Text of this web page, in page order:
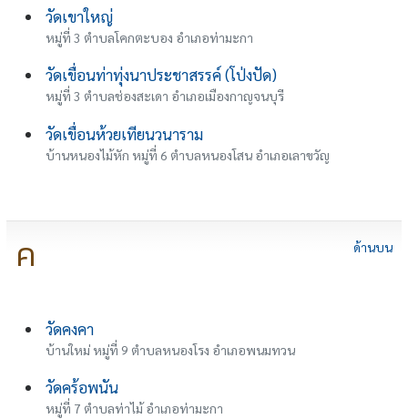
วัดเขาใหญ่
หมู่ที่ 3 ตำบลโคกตะบอง อำเภอท่ามะกา
วัดเขื่อนท่าทุ่งนาประชาสรรค์ (โป่งปัด)
หมู่ที่ 3 ตำบลช่องสะเดา อำเภอเมืองกาญจนบุรี
วัดเขื่อนห้วยเทียนวนาราม
บ้านหนองไม้หัก หมู่ที่ 6 ตำบลหนองโสน อำเภอเลาขวัญ
ด้านบน
ค
วัดคงคา
บ้านใหม่ หมู่ที่ 9 ตำบลหนองโรง อำเภอพนมทวน
วัดคร้อพนัน
หมู่ที่ 7 ตำบลท่าไม้ อำเภอท่ามะกา